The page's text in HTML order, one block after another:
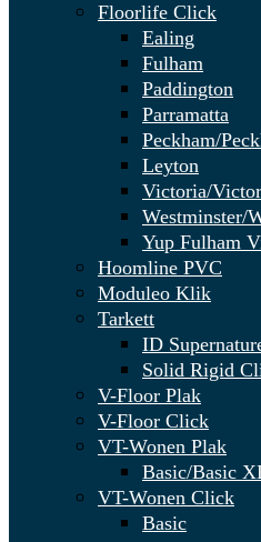
Floorlife Click
Ealing
Fulham
Paddington
Parramatta
Peckham/
Leyton
Victoria/
Westminster/
Yup Fulham
Hoomline PVC
Moduleo Klik
Tarkett
ID
Solid Rigid
V-Floor Plak
V-Floor Click
VT-Wonen Plak
Basic/Basic
VT-Wonen Click
Basic